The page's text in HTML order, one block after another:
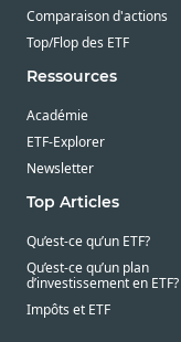
Comparaison d'actions
Top/Flop des ETF
Ressources
Académie
ETF-Explorer
Newsletter
Top Articles
Qu’est-ce qu’un ETF?
Qu’est-ce qu’un plan
d’investissement en ETF?
Impôts et ETF